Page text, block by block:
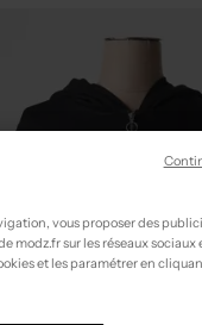
vous proposer des
modz.fr sur les réseaux sociaux
et les paramétrer en